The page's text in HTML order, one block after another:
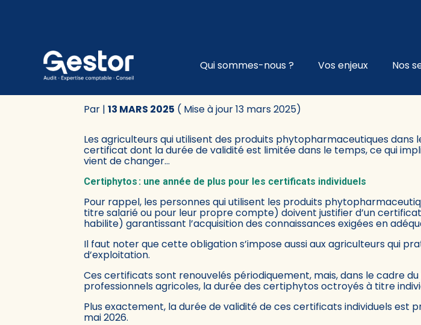
Aller
au
Principal
Qui sommes-nous ? Vos enjeux Nos
CERTIPHYTOS : NOUVELLE
Par |13 MARS 2025 ( Mise à jour 13 mars 2025)
Les agriculteurs qui utilisent des produits phytopharmaceutiques
certificat dont la durée de validité est limitée dans le temps, ce qui
vient de changer…
Certiphytos : une année de plus pour les certificats individuels
Pour rappel, les personnes qui utilisent les produits
titre salarié ou pour leur propre compte) doivent justifier d’un
habilite) garantissant l’acquisition des connaissances exigées en
Il faut noter que cette obligation s’impose aussi aux agriculteurs qui
d’exploitation.
Ces certificats sont renouvelés périodiquement, mais, dans le cadre
professionnels agricoles, la durée des certiphytos octroyés à titre
Plus exactement, la durée de validité de ces certificats individuels est
mai 2026.